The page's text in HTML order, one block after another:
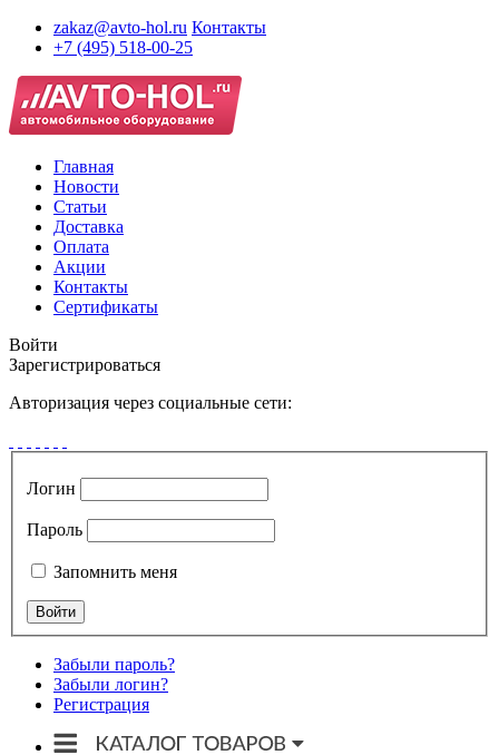
zakaz@avto-hol.ru Контакты
+7 (495) 518-00-25
Главная
Новости
Статьи
Доставка
Оплата
Акции
Контакты
Сертификаты
Войти
Зарегистрироваться
Авторизация через социальные сети:
Логин
Пароль
Запомнить меня
Забыли пароль?
Забыли логин?
Регистрация